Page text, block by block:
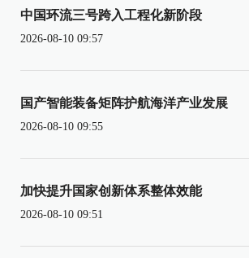
中国环流三号跨入工程化新阶段
2026-08-10 09:57
国产智能装备矩阵护航海洋产业发展
2026-08-10 09:55
加快提升国家创新体系整体效能
2026-08-10 09:51